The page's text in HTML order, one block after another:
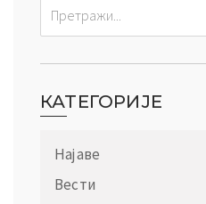
КАТЕГОРИЈЕ
Најаве
Вести